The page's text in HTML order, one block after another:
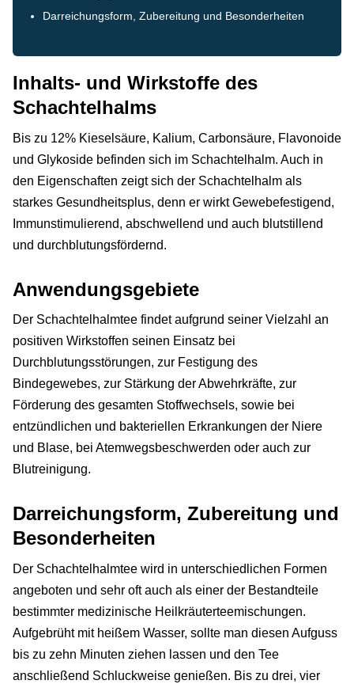
Darreichungsform, Zubereitung und Besonderheiten
Inhalts- und Wirkstoffe des
Schachtelhalms
Bis zu 12% Kieselsäure, Kalium, Carbonsäure, Flavonoide
und Glykoside befinden sich im Schachtelhalm. Auch in
den Eigenschaften zeigt sich der Schachtelhalm als
starkes Gesundheitsplus, denn er wirkt Gewebefestigend,
Immunstimulierend, abschwellend und auch blutstillend
und durchblutungsfördernd.
Anwendungsgebiete
Der Schachtelhalmtee findet aufgrund seiner Vielzahl an
positiven Wirkstoffen seinen Einsatz bei
Durchblutungsstörungen, zur Festigung des
Bindegewebes, zur Stärkung der Abwehrkräfte, zur
Förderung des gesamten Stoffwechsels, sowie bei
entzündlichen und bakteriellen Erkrankungen der Niere
und Blase, bei Atemwegsbeschwerden oder auch zur
Blutreinigung.
Darreichungsform, Zubereitung und
Besonderheiten
Der Schachtelhalmtee wird in unterschiedlichen Formen
angeboten und sehr oft auch als einer der Bestandteile
bestimmter medizinische Heilkräuterteemischungen.
Aufgebrüht mit heißem Wasser, sollte man diesen Aufguss
bis zu zehn Minuten ziehen lassen und den Tee
anschließend Schluckweise genießen. Bis zu drei, vier